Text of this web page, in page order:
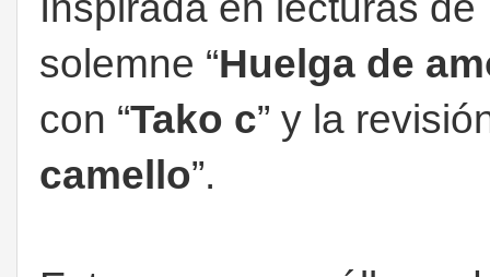
solemne “Huelga de
con “Tako c” y la
camello”.